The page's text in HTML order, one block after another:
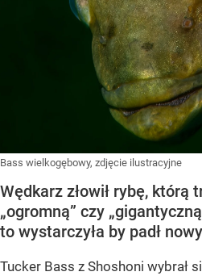
Bass wielkogębowy, zdjęcie ilustracyjne
Wędkarz złowił rybę, którą
„ogromną” czy
to wystarczyła by padł
Tucker Bass z Shoshoni wybrał